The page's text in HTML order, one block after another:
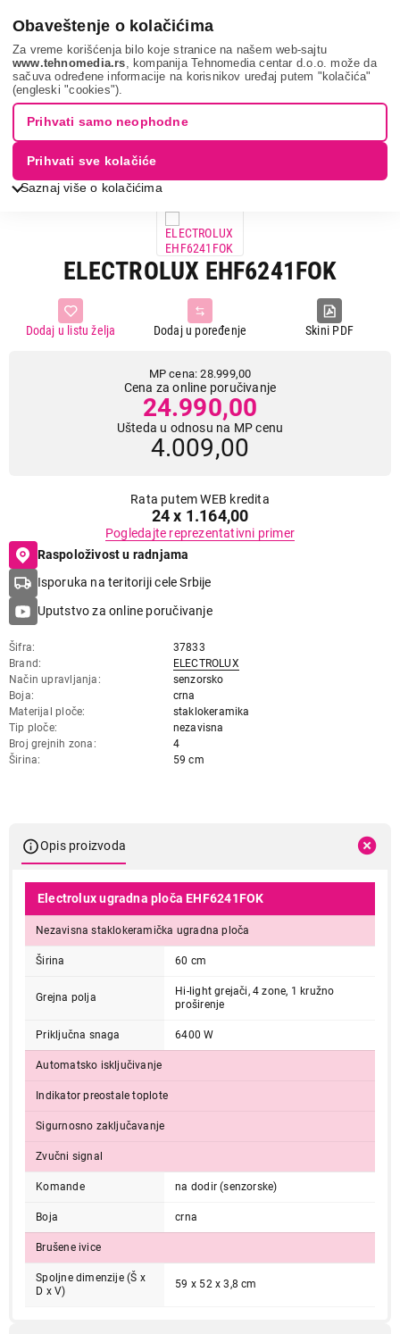
Obaveštenje o kolačićima
Za vreme korišćenja bilo koje stranice na našem web-sajtu
www.tehnomedia.rs , kompanija Tehnomedia centar d.o.o. može da
sačuva određene informacije na korisnikov uređaj putem "kolačića"
(engleski "cookies").
Saznaj više o kolačićima
Prihvati samo neophodne
Prihvati sve kolačiće
Bela tehnika Ugradne ploče
Ugradne staklokeramičke ploče
Electrolux ehf6...
14% UŠTEDA.
ELECTROLUX EHF6241FOK
Skini PDF
Dodaj u poređenje
Dodaj u listu želja
MP cena: 28.999,00
Cena za online poručivanje
24.990,00
Ušteda u odnosu na MP cenu
4.009,00
Rata putem WEB kredita
24 x 1.164,00
Pogledajte reprezentativni primer
Raspoloživost u radnjama
Isporuka na teritoriji cele Srbije
Uputstvo za online poručivanje
Šifra
37833
Brand
ELECTROLUX
Način upravljanja
senzorsko
Boja
crna
Materijal ploče
staklokeramika
Tip ploče
nezavisna
Broj grejnih zona
4
Širina
59 cm
Opis proizvoda
Electrolux ugradna ploča EHF6241FOK
Nezavisna staklokeramička ugradna ploča
Širina 60 cm
Grejna polja
Hi-light grejači, 4 zone, 1 kružno
proširenje
Priključna snaga 6400 W
Automatsko isključivanje
Indikator preostale toplote
Sigurnosno zaključavanje
Zvučni signal
Komande na dodir (senzorske)
Boja crna
Brušene ivice
Spoljne dimenzije (Š x
D x V)
59 x 52 x 3,8 cm